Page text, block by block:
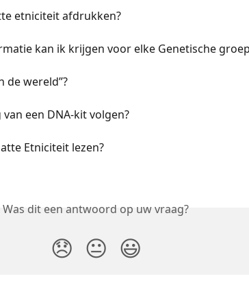
etniciteit afdrukken?
kan ik krijgen voor elke Genetische
de wereld”?
een DNA-kit volgen?
Etniciteit lezen?
Was dit een antwoord op uw vraag?
😞 😐 😃